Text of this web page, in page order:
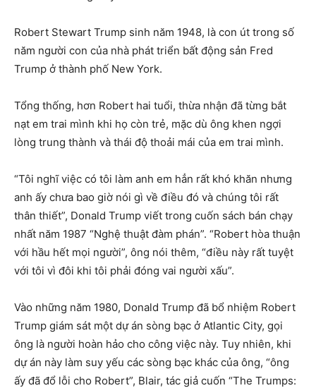
Robert Stewart Trump sinh năm 1948, là con út trong số
năm người con của nhà phát triển bất động sản Fred
Trump ở thành phố New York.
Tổng thống, hơn Robert hai tuổi, thừa nhận đã từng bắt
nạt em trai mình khi họ còn trẻ, mặc dù ông khen ngợi
lòng trung thành và thái độ thoải mái của em trai mình.
“Tôi nghĩ việc có tôi làm anh em hẳn rất khó khăn nhưng
anh ấy chưa bao giờ nói gì về điều đó và chúng tôi rất
thân thiết”, Donald Trump viết trong cuốn sách bán chạy
nhất năm 1987 “Nghệ thuật đàm phán”. “Robert hòa thuận
với hầu hết mọi người”, ông nói thêm, “điều này rất tuyệt
với tôi vì đôi khi tôi phải đóng vai người xấu”.
Vào những năm 1980, Donald Trump đã bổ nhiệm Robert
Trump giám sát một dự án sòng bạc ở Atlantic City, gọi
ông là người hoàn hảo cho công việc này. Tuy nhiên, khi
dự án này làm suy yếu các sòng bạc khác của ông, “ông
ấy đã đổ lỗi cho Robert”, Blair, tác giả cuốn “The Trumps: